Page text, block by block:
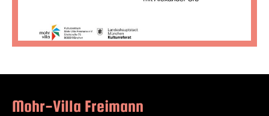
Mohr-Villa Freimann